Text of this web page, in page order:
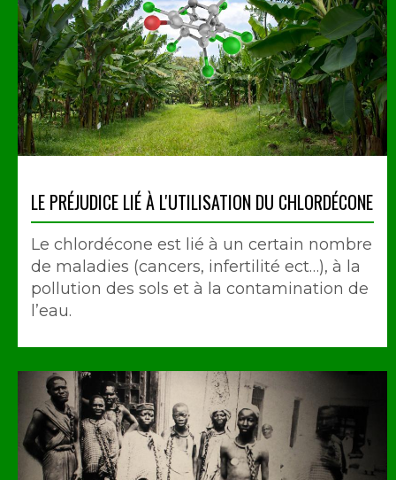
LE PRÉJUDICE LIÉ À L'UTILISATION DU CHLORDÉCONE
Le chlordécone est lié à un certain nombre
de maladies (cancers, infertilité ect…), à la
pollution des sols et à la contamination de
l’eau.